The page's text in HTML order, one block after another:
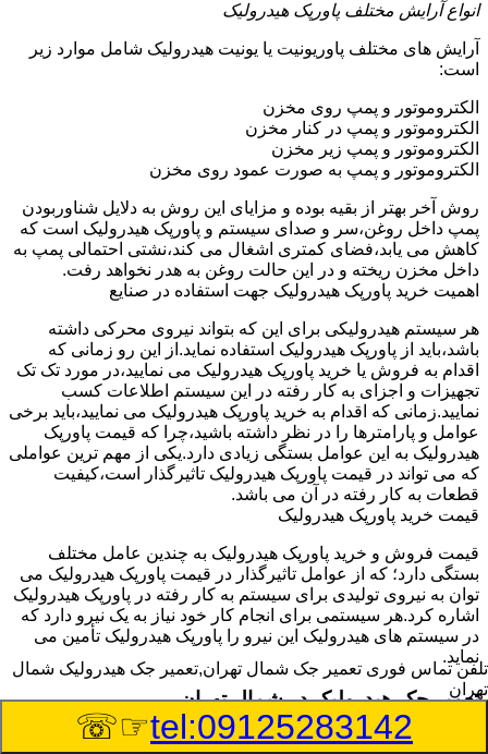
انواع آرایش مختلف پاورپک هیدرولیک
آرایش های مختلف پاوریونیت یا یونیت هیدرولیک شامل موارد زیر
است:
الکتروموتور و پمپ روی مخزن
الکتروموتور و پمپ در کنار مخزن
الکتروموتور و پمپ زیر مخزن
الکتروموتور و پمپ به صورت عمود روی مخزن
روش آخر بهتر از بقیه بوده و مزایای این روش به دلایل شناوربودن
پمپ داخل روغن،سر و صدای سیستم و پاورپک هیدرولیک است که
کاهش می یابد،فضای کمتری اشغال می کند،نشتی احتمالی پمپ به
داخل مخزن ریخته و در این حالت روغن به هدر نخواهد رفت.
اهمیت خرید پاورپک هیدرولیک جهت استفاده در صنایع
هر سیستم هیدرولیکی برای این که بتواند نیروی محرکی داشته
باشد،باید از پاورپک هیدرولیک استفاده نماید.از این رو زمانی که
اقدام به فروش یا خرید پاورپک هیدرولیک می نمایید،در مورد تک تک
تجهیزات و اجزای به کار رفته در این سیستم اطلاعات کسب
نمایید.زمانی که اقدام به خرید پاورپک هیدرولیک می نمایید،باید برخی
عوامل و پارامترها را در نظر داشته باشید،چرا که قیمت پاورپک
هیدرولیک به این عوامل بستگی زیادی دارد.یکی از مهم ترین عواملی
که می تواند در قیمت پاورپک هیدرولیک تاثیرگذار است،کیفیت
قطعات به کار رفته در آن می باشد.
قیمت خرید پاورپک هیدرولیک
قیمت فروش و خرید پاورپک هیدرولیک به چندین عامل مختلف
بستگی دارد؛ که از عوامل تاثیرگذار در قیمت پاورپک هیدرولیک می
توان به نیروی تولیدی برای سیستم به کار رفته در پاورپک هیدرولیک
اشاره کرد.هر سیستمی برای انجام کار خود نیاز به یک نیرو دارد که
در سیستم های هیدرولیک این نیرو را پاورپک هیدرولیک تأمین می
نماید.
تعمیر جک هیدرولیک در شمال تهران
وسیله‎ای که با عملکرد خود موجب بلند شدن اهرم و یا وزن سنگین
تلفن تماس فوری تعمیر جک شمال تهران,تعمیر جک هیدرولیک شمال
تهران
tel:09125283142
☞☏